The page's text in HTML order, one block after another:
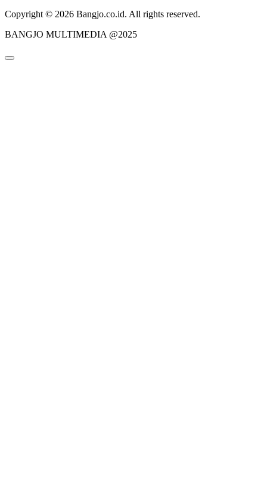
Copyright © 2026 Bangjo.co.id. All rights reserved.
BANGJO MULTIMEDIA @2025